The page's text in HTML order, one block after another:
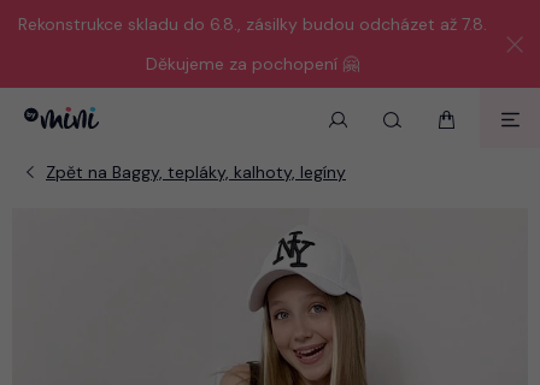
Rekonstrukce skladu do 6.8., zásilky budou odcházet až 7.8.
Děkujeme za pochopení 🤗